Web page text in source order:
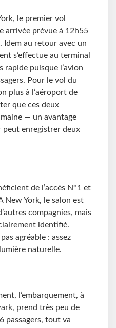
le premier vol
arrivée prévue à 12h55
Idem au retour avec un
s’effectue au terminal
puisque l’avion
Pour le vol du
plus à l’aéroport de
que ces deux
— un avantage
peut enregistrer deux
de l’accès N°1 et
New York, le salon est
compagnies, mais
identifié.
agréable : assez
naturelle.
l’embarquement, à
prend très peu de
passagers, tout va